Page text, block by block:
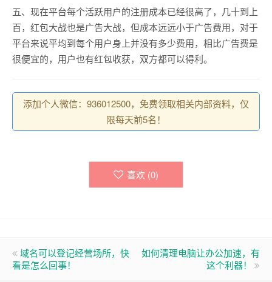
五、现在平台每个活跃用户的注册成本已经很高了，几十到上
百，红包大战也是广告大战，但成本远远小于广告费用，对于
平台来说平均到每个用户身上并没有多少费用，相比广告费是
很便宜的，用户也有红包收获，双方都可以得利。
添加个人微信：936012500，免费领取相关内部资料，仅
限每天前5名！
喜欢 (0)
域名可以登记经营场所，快
看是怎么回事！
如何清理电脑让办公加速，有
这个利器！